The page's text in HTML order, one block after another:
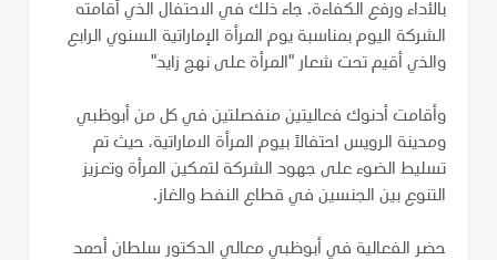
بالأداء ورفع الكفاءة. جاء ذلك في الاحتفال الذي أقامته
الشركة اليوم بمناسبة يوم المرأة الإماراتية السنوي الرابع
والذي أقيم تحت شعار "المرأة على نهج زايد"
وأقامت أدنوك فعاليتين منفصلتين في كل من أبوظبي
ومدينة الرويس احتفالاً بيوم المرأة الاماراتية، حيث تم
تسليط الضوء على جهود الشركة لتمكين المرأة وتعزيز
التنوع بين الجنسين في قطاع النفط والغاز.
حضر الفعالية في أبوظبي معالي الدكتور سلطان أحمد